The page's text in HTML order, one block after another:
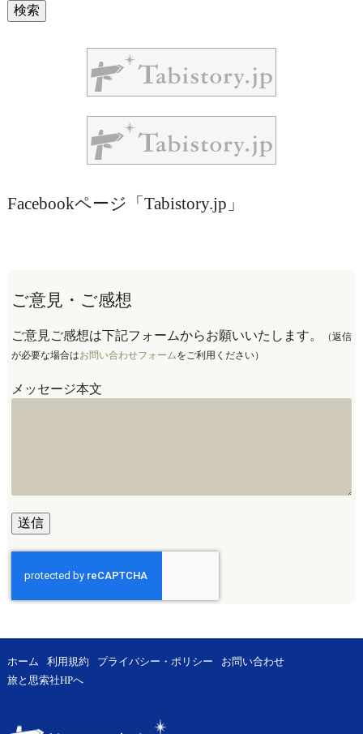
Facebookページ「Tabistory.jp」
ご意見・ご感想
ご意見ご感想は下記フォームからお願いいたします。
（返信
が必要な場合はお問い合わせフォームをご利用ください）
メッセージ本文
ホーム 利用規約 プライバシー・ポリシー
お問い合わせ
旅と思索社HPへ